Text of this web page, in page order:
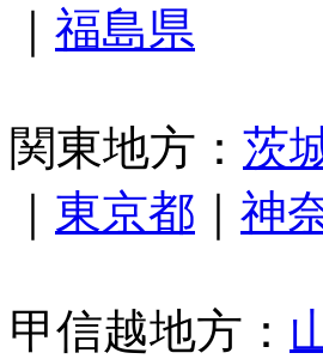
福島県
関東地方： 茨
東京都 神
甲信越地方：